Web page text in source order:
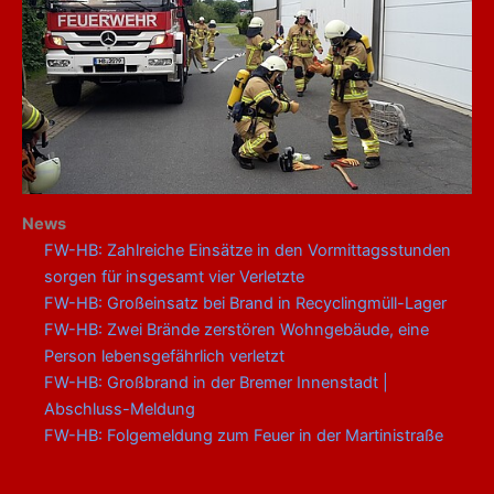
News
FW-HB: Zahlreiche Einsätze in den Vormittagsstunden
sorgen für insgesamt vier Verletzte
FW-HB: Großeinsatz bei Brand in Recyclingmüll-Lager
FW-HB: Zwei Brände zerstören Wohngebäude, eine
Person lebensgefährlich verletzt
FW-HB: Großbrand in der Bremer Innenstadt |
Abschluss-Meldung
FW-HB: Folgemeldung zum Feuer in der Martinistraße